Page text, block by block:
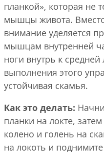
планкой», которая не
мышцы живота.
внимание уделяется
мышцам внутренней
ноги внутрь к
выполнения этого
устойчивая скамья.
Как это делать:
планки на локте,
колено и голень на
на локоть и